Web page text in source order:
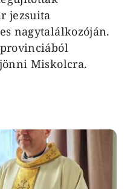
jezsuita
nagytalálkozóján.
Miskolcra.